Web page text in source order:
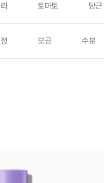
토마토 당근
모공 수분